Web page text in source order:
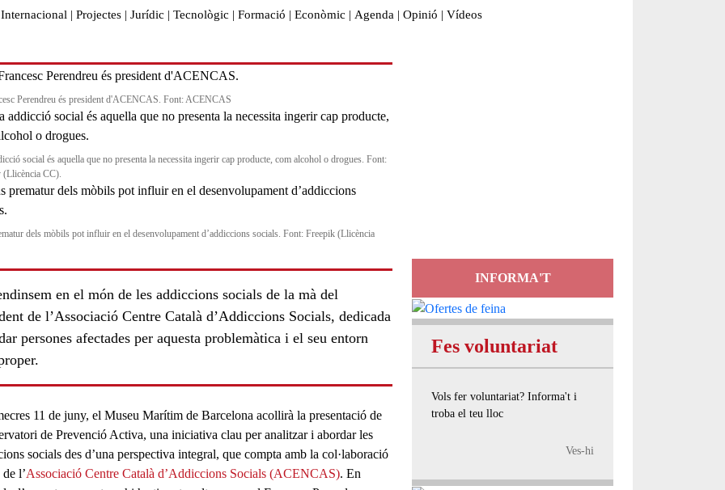
Internacional | Projectes | Jurídic | Tecnològic | Formació | Econòmic | Agenda | Opinió | Vídeos
Perendreu és president d'ACENCAS. Font: ACENCAS
social és aquella que no presenta la necessita ingerir cap producte, com alcohol o drogues. Font:
(Llicència CC).
dels mòbils pot influir en el desenvolupament d’addiccions socials. Font: Freepik (Llicència
en el món de les addiccions socials de la mà del
de l’Associació Centre Català d’Addiccions Socials, dedicada
persones afectades per aquesta problemàtica i el seu entorn
11 de juny, el Museu Marítim de Barcelona acollirà la presentació de
de Prevenció Activa, una iniciativa clau per analitzar i abordar les
socialsdes d’una perspectiva integral, que compta amb la col·laboració
l’Associació Centre Català d’Addiccions Socials (ACENCAS). En
INFORMA'T
Fes voluntariat
Vols fer voluntariat? Informa't i
troba el teu lloc
Ves-hi